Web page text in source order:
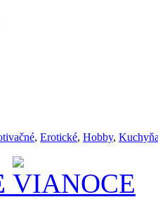
, Erotické, Hobby,